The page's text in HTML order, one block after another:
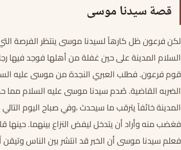
قصة سيدنا موسى
لكن فرعون ظل كارهاً لسيدنا موسى ينتظر الفرصة
السلام المدينة على حين غفلة من أهلها فوجد فيها
قوم فرعون. فطلب العبري النجدة من موسى عليه
الضربه القاضية. صُدم سيدنا موسى عليه السلام مما
المدينة خائفاً يترقب ما سيحدث ،وفي صباح اليوم
فغضب منه وأراد أن يتدخل ليفض النزاع بينهما.
فعلم سيدنا موسى أن الخبر قد انتشر بين الناس